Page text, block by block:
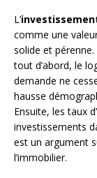
L’
comme une
solide et
tout d’abord, le
demande ne
hausse
Ensuite, les taux
investissements
est un argument
l’immobilier.